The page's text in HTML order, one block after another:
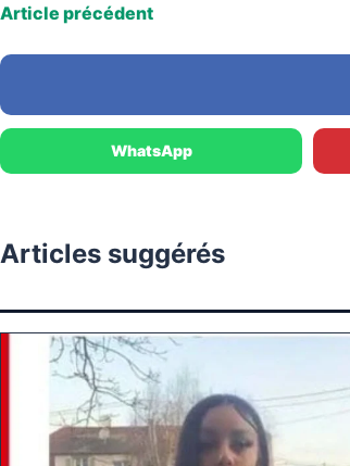
Article précédent
WhatsApp
Articles suggérés